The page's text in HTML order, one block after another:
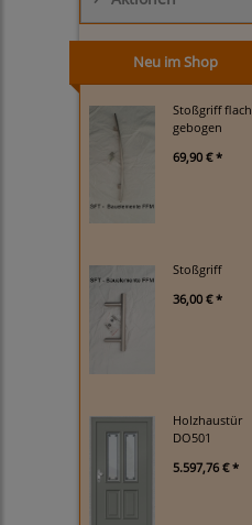
Neu im Shop
Stoßgriff flach
gebogen
69,90 € *
Stoßgriff
36,00 € *
Holzhaustür
DO501
5.597,76 € *